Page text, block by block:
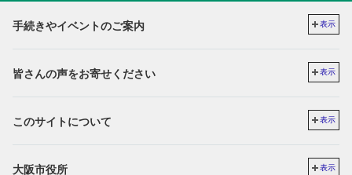
手続きやイベントのご案内 表示
皆さんの声をお寄せください 表示
このサイトについて 表示
大阪市役所 表示